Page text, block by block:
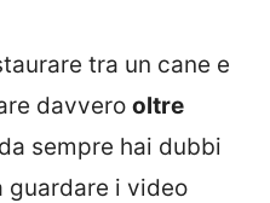
tra un cane e
davvero oltre
sempre hai dubbi
guardare i video